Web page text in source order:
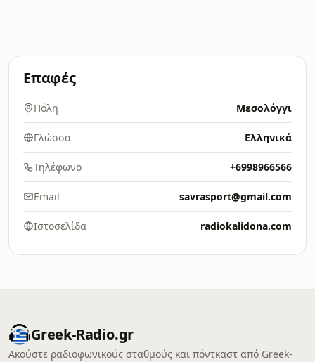
Επαφές
Πόλη Μεσολόγγι
Γλώσσα Ελληνικά
Τηλέφωνο +6998966566
Email savrasport@gmail.com
Ιστοσελίδα radiokalidona.com
Greek-Radio.gr
Ακούστε ραδιοφωνικούς σταθμούς και πόντκαστ από Greek-